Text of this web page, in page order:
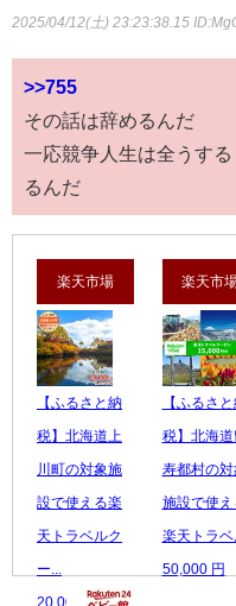
2025/04/12(土) 23:23:38.15
>>755
その話は辞めるんだ
一応競争人生は全うす
るんだ
楽天市場
【ふるさと納
税】北海道上
川町の対象施
設で使える楽
天トラベルク
ー...
20,000 円
楽天市
【ふるさと
税】北海道
寿都村の対
施設で使え
楽天トラベ
50,000 円